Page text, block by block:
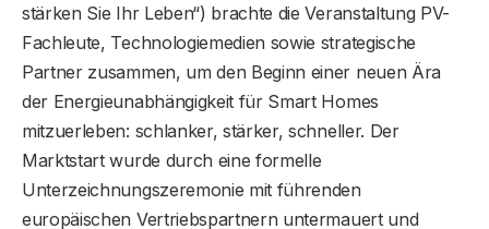
stärken Sie Ihr Leben“) brachte die Veranstaltung PV-
Fachleute, Technologiemedien sowie strategische
Partner zusammen, um den Beginn einer neuen Ära
der Energieunabhängigkeit für Smart Homes
mitzuerleben: schlanker, stärker, schneller. Der
Marktstart wurde durch eine formelle
Unterzeichnungszeremonie mit führenden
europäischen Vertriebspartnern untermauert und